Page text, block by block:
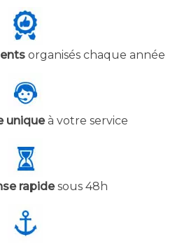
organisés chaque année
uniqueà votre service
rapidesous 48h